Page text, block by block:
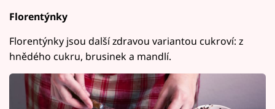
Florentýnky
Florentýnky jsou další zdravou variantou cukroví: z
hnědého cukru, brusinek a mandlí.